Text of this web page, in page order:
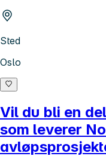
Sted
Oslo
Vil du bli en
som leverer